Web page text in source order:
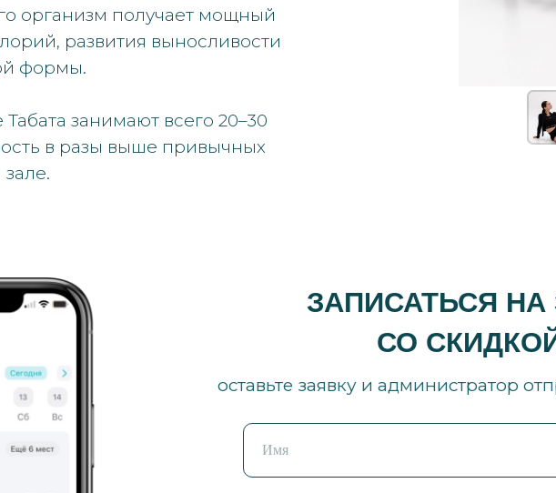
организм получает мощный
развития выносливости
формы.
занимают всего 20–30
в разы выше привычных
оставьте заявку и администратор
ЗАПИСАТЬСЯ НА
СО